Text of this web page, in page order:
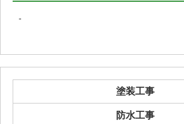
-
塗装工事
防水工事